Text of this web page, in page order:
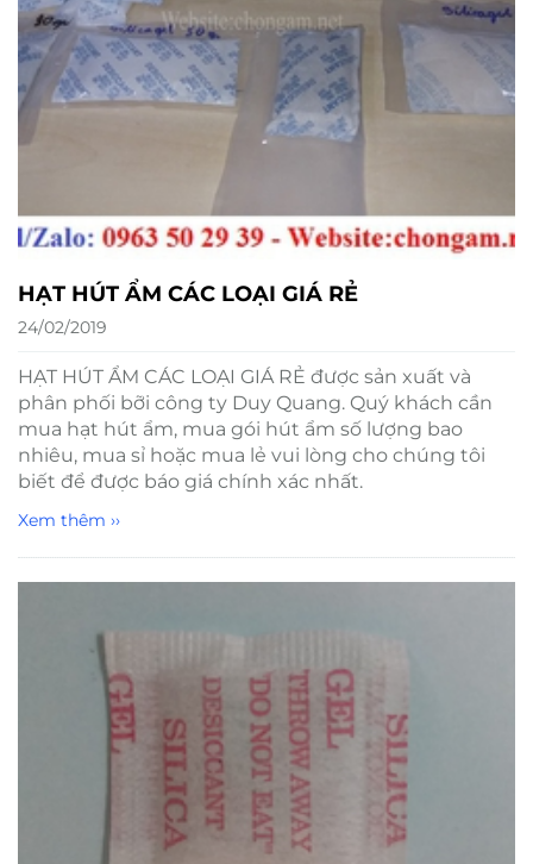
HẠT HÚT ẨM CÁC LOẠI GIÁ RẺ
24/02/2019
HẠT HÚT ẨM CÁC LOẠI GIÁ RẺ được sản xuất và
phân phối bỡi công ty Duy Quang. Quý khách cần
mua hạt hút ẩm, mua gói hút ẩm số lượng bao
nhiêu, mua sỉ hoặc mua lẻ vui lòng cho chúng tôi
biết để được báo giá chính xác nhất.
Xem thêm ››